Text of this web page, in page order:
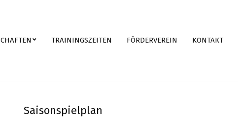
TRAININGSZEITEN FÖRDERVEREIN KONTAKT
Saisonspielplan